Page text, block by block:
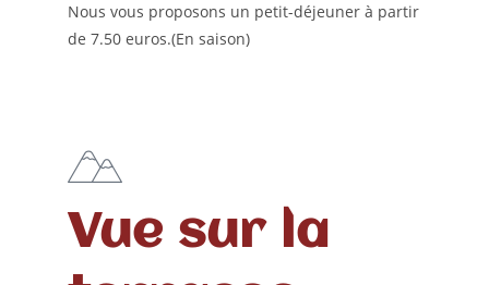
Nous vous proposons un petit-déjeuner à partir
de 7.50 euros.(En saison)
Vue sur la